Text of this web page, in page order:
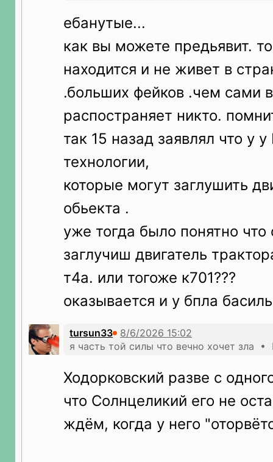
ебанутые...
как вы можете предьявит.
находится и не живет в
.больших фейков .чем сами
распостраняет никто.
так 15 назад заявлял что у
технологии,
которые могут заглушить
обьекта .
уже тогда было понятно
заглучиш двигатель
т4а. или тогоже к701???
оказывается и у бпла
tursun33
я часть той силы что вечно хочет зла •
Ходорковский разве с
что Солнцеликий его не
ждём, когда у него